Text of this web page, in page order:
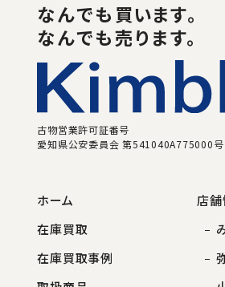
なんでも 買います。
なんでも売ります。
古物営業許可証番号
愛知県公安委員会 第541040A775000号
ホーム
在庫買取
在庫買取事例
店舗